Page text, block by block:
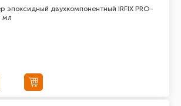
эпоксидный двухкомпонентный IRFIX PRO-
мл